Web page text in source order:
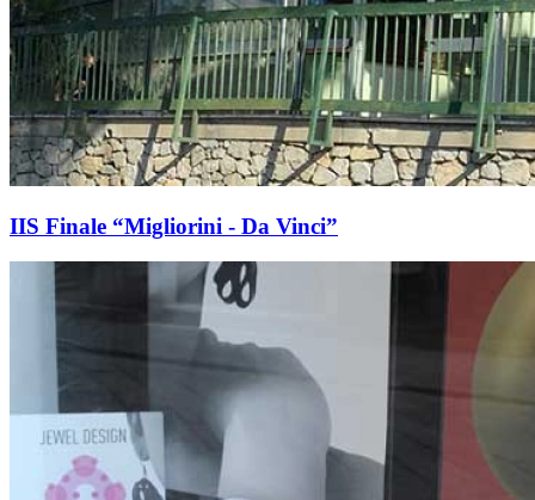
IIS Finale “Migliorini - Da Vinci”